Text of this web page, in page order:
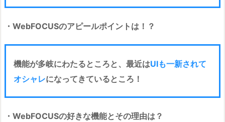
・WebFOCUSのアピールポイントは！？
機能が多岐にわたるところと、最近はUIも一新されて
オシャレになってきているところ！
・WebFOCUSの好きな機能とその理由は？